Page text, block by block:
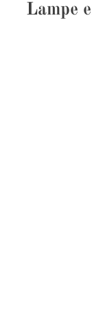
Lampe